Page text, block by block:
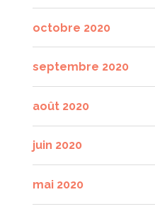
octobre 2020
septembre 2020
août 2020
juin 2020
mai 2020